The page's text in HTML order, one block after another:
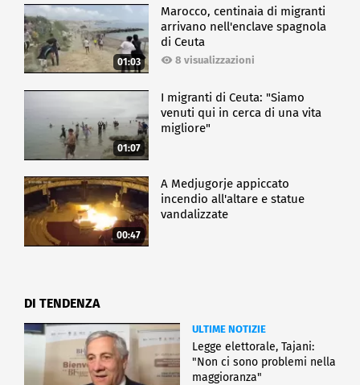
01:03
Marocco, centinaia di migranti
arrivano nell'enclave spagnola
di Ceuta
8 visualizzazioni
01:07
I migranti di Ceuta: "Siamo
venuti qui in cerca di una vita
migliore"
00:47
A Medjugorje appiccato
incendio all'altare e statue
vandalizzate
DI TENDENZA
ULTIME NOTIZIE
Legge elettorale, Tajani:
"Non ci sono problemi nella
maggioranza"